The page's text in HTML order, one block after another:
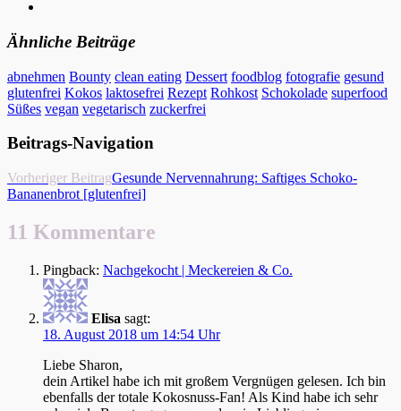
Ähnliche Beiträge
abnehmen Bounty clean eating Dessert foodblog fotografie gesund
glutenfrei Kokos laktosefrei Rezept Rohkost Schokolade superfood
Süßes vegan vegetarisch zuckerfrei
Beitrags-Navigation
Vorheriger BeitragGesunde Nervennahrung: Saftiges Schoko-
Bananenbrot [glutenfrei]
11 Kommentare
Pingback: Nachgekocht | Meckereien & Co.
Elisa sagt:
18. August 2018 um 14:54 Uhr
Liebe Sharon,
dein Artikel habe ich mit großem Vergnügen gelesen. Ich bin
ebenfalls der totale Kokosnuss-Fan! Als Kind habe ich sehr